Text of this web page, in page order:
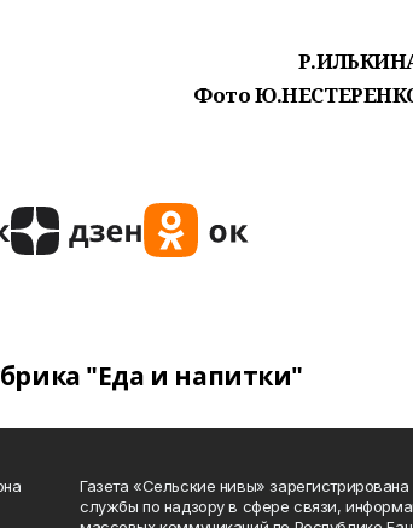
Фото
"Еда и напитки"
Газета «Сельские нивы»
службы по надзору в сфере связи,